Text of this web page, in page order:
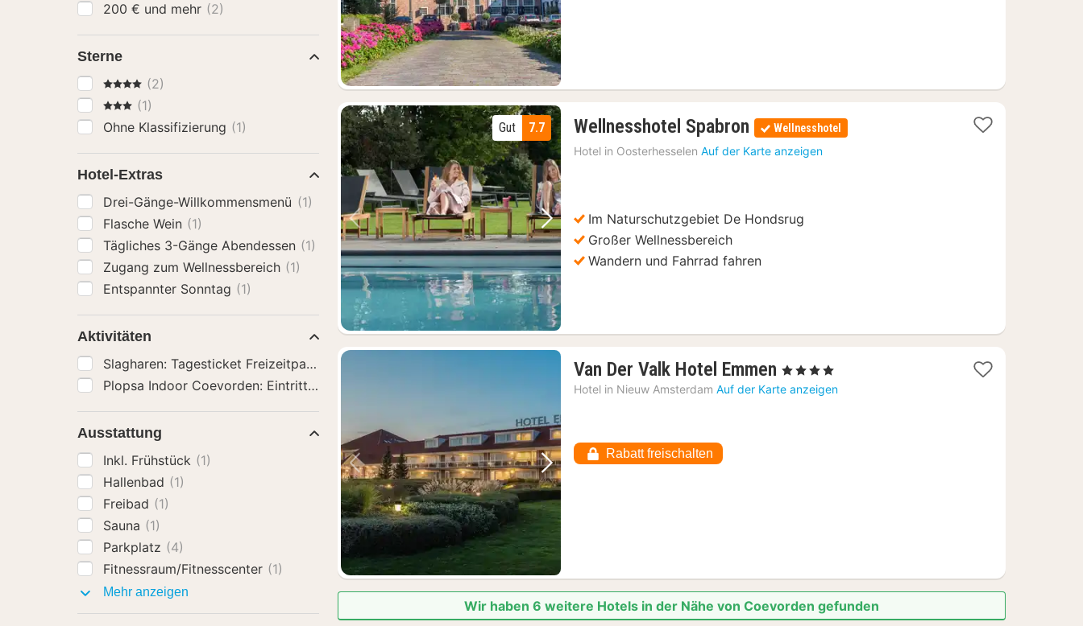
Vorheriges Bild Nächstes Bild
7.7
Gut Wellnesshotel Spabron 1
Nacht
ab
Wellnesshotel
Hotel in Oosterhesselen Auf der Karte anzeigen
Im Naturschutzgebiet De Hondsrug
Großer Wellnessbereich
Wandern und Fahrrad fahren
Vorheriges Bild Nächstes Bild
Van Der Valk Hotel Emmen 1
Nacht
, 4 Sterne
Hotel in Nieuw Amsterdam Auf der Karte anzeigen
Rabatt freischalten
Wir haben 6 weitere Hotels in der Nähe von Coevorden gefunden
200 € und mehr (2)
Sterne
4 Sterne(2)
3 Sterne
(1)
Ohne Klassifizierung (1)
Hotel-Extras
Drei-Gänge-Willkommensmenü (1)
Flasche Wein (1)
Tägliches 3-Gänge Abendessen (1)
Zugang zum Wellnessbereich (1)
Entspannter Sonntag (1)
Aktivitäten
Slagharen: Tagesticket Freizeitpark & Resort Slagharen
Plopsa Indoor Coevorden: Eintrittskarte
Ausstattung
Inkl. Frühstück (1)
Hallenbad (1)
Freibad (1)
Sauna (1)
Parkplatz (4)
Fitnessraum/Fitnesscenter (1)
Mehr anzeigen